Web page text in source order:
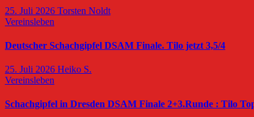
25. Juli 2026 Torsten Noldt
Vereinsleben
Deutscher Schachgipfel DSAM Finale. Tilo jetzt 3,5/4
25. Juli 2026 Heiko S.
Vereinsleben
Schachgipfel in Dresden DSAM Finale 2+3.Runde : Tilo